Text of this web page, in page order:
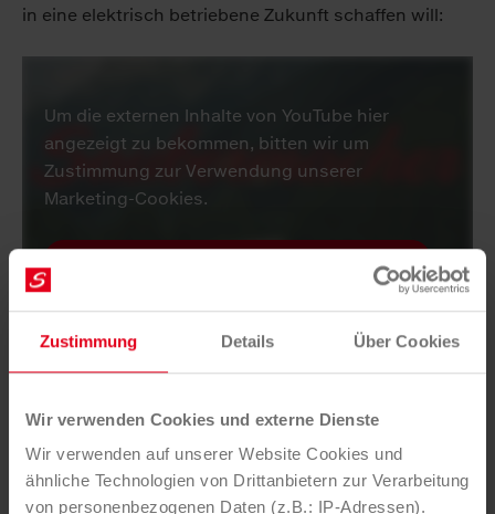
Zustimmung Details Über Cookies
Wir verwenden Cookies und externe Dienste
Wir verwenden auf unserer Website Cookies und
ähnliche Technologien von Drittanbietern zur Verarbeitung
von personenbezogenen Daten (z.B.: IP-Adressen).
in eine elektrisch betriebene Zukunft schaffen will:
Um die externen Inhalte von YouTube hier
angezeigt zu bekommen, bitten wir um
Zustimmung zur Verwendung unserer
Marketing-Cookies.